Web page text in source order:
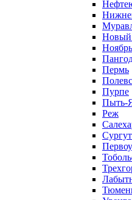
Новый
Пермь
Пурпе
Пыть-
Реж
Сургут